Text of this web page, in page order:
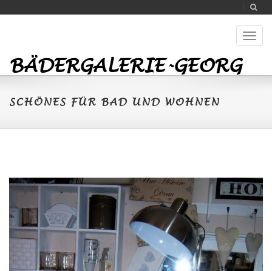
BÄDERGALERIE-GEORG
SCHÖNES FÜR BAD UND WOHNEN